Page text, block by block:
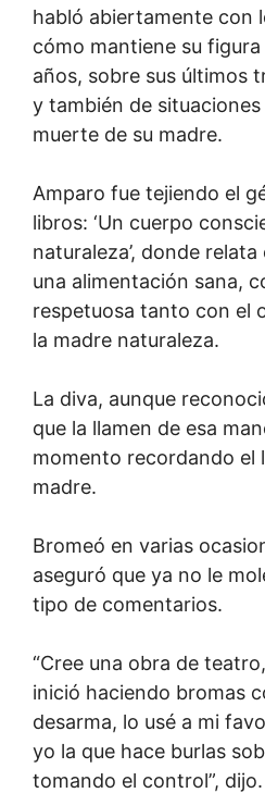
habló abiertamente con
cómo mantiene su
años, sobre sus últimos
y también de
muerte de su madre.
Amparo fue tejiendo el
libros: ‘Un cuerpo
naturaleza’, donde
una alimentación sana,
respetuosa tanto con el
la madre naturaleza.
La diva, aunque
que la llamen de esa
momento recordando el
madre.
Bromeó en varias
aseguró que ya no le
tipo de comentarios.
“Cree una obra de
inició haciendo bromas
desarma, lo usé a mi
yo la que hace burlas
tomando el control”, dijo.